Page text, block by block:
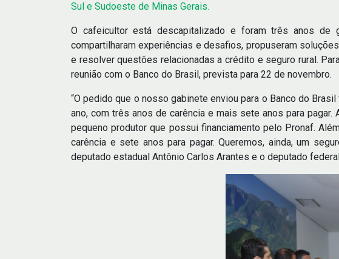
Sul e Sudoeste de Minas Gerais.
O cafeicultor está descapitalizado e foram três anos de
compartilharam experiências e desafios, propuseram
e resolver questões relacionadas a crédito e seguro rural.
reunião com o Banco do Brasil, prevista para 22 de novembro.
“O pedido que o nosso gabinete enviou para o Banco do
ano, com três anos de carência e mais sete anos para
pequeno produtor que possui financiamento pelo Pronaf.
carência e sete anos para pagar. Queremos, ainda, um
deputado estadual Antônio Carlos Arantes e o deputado